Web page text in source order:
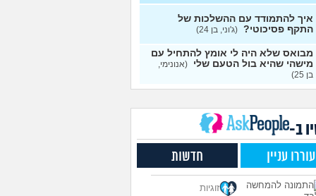
עצות
מוצצת אצבע כהרגעה,
את ארון הילדות בבית
מפסיקים לפחד מזה שהזמן
(אליזבת, בת 24)
אנשים מתייעצים כל
(פפרוני, בן 25)
5
את הרעב בחיים שלי
לחזור לזה! (זלדוס, בן 22)
איך להתמודד עם ההשלכות של
התקף פסיכוטי? (ג'וני, בן 24)
מבואס שלא היה לי אומץ להתחיל עם
מישהי שהיא בול הטעם שלי (אנונימי,
בן 25)
ב-
עוררו עניין חדשות
זוגיות